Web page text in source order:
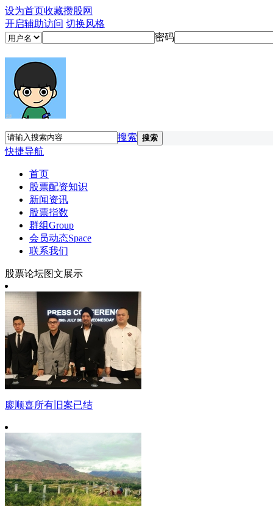
设为首页收藏攒股网
开启辅助访问 切换风格
密码
搜索 搜索
快捷导航
首页
股票配资知识
新闻资讯
股票指数
群组Group
会员动态Space
联系我们
股票论坛图文展示
廖顺喜所有旧案已结